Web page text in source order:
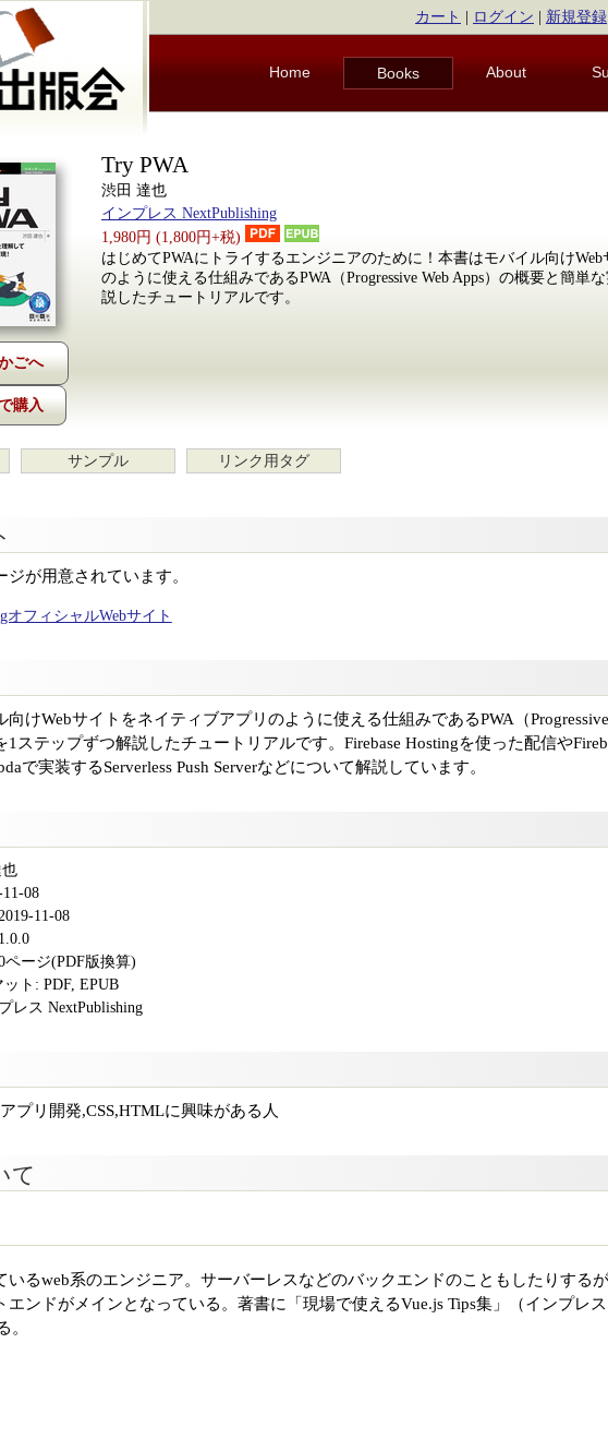
カート ログイン 新規登録
Home Books About
購入
Try PWA
渋田 達也
インプレス NextPublishing
1,980円 (1,800円+税)
はじめてPWAにトライするエンジニアのために！本書はモバイル向け
のように使える仕組みであるPWA（Progressive Web Apps）の概要と簡単
説したチュートリアルです。
サンプル リンク用タグ
ジが用意されています。
オフィシャルWebサイト
向けWebサイトをネイティブアプリのように使える仕組みであるPWA（
1ステップずつ解説したチュートリアルです。Firebase Hostingを使った配信や
で実装するServerless Push Serverなどについて解説しています。
11-08
11-08
ページ(PDF版換算)
ット: PDF, EPUB
レス NextPublishing
プリ開発,CSS,HTMLに興味がある人
て
いるweb系のエンジニア。サーバーレスなどのバックエンドのこともしたりするが
エンドがメインとなっている。著書に「現場で使えるVue.js Tips集」（インプレス
。